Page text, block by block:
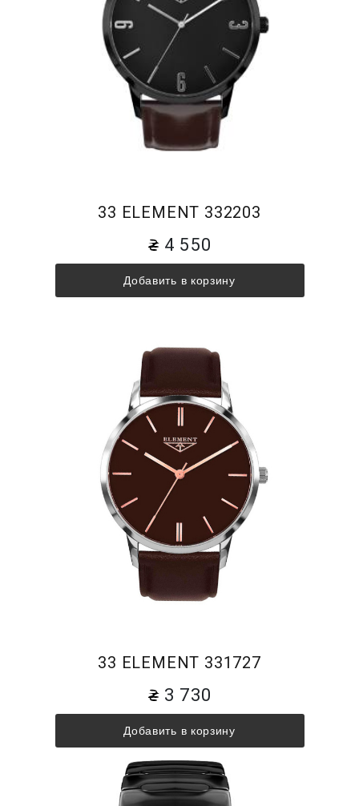
33 ELEMENT 332203
4 550
Добавить в корзину
33 ELEMENT 331727
3 730
Добавить в корзину